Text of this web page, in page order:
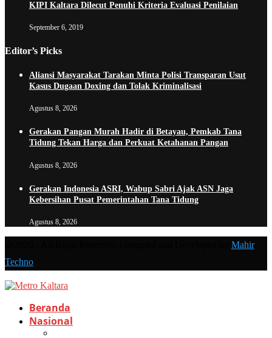
KIPI Kaltara Dilecut Penuhi Kriteria Evaluasi Penilaian
September 6, 2019
Editor’s Picks
Aliansi Masyarakat Tarakan Minta Polisi Transparan Usut
Kasus Dugaan Doxing dan Tolak Kriminalisasi
Agustus 8, 2026
Gerakan Pangan Murah Hadir di Betayau, Pemkab Tana
Tidung Tekan Harga dan Perkuat Ketahanan Pangan
Agustus 8, 2026
Gerakan Indonesia ASRI, Wabup Sabri Ajak ASN Jaga
Kebersihan Pusat Pemerintahan Tana Tidung
Agustus 8, 2026
Mahir
Techno
Beranda
Nasional